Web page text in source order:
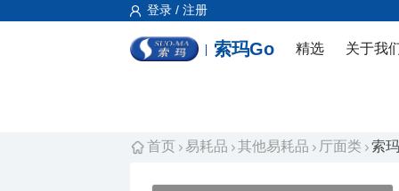
登录 / 注册
索玛Go 精选 关于我
首页 易耗品 其他易耗品 厅面类 索